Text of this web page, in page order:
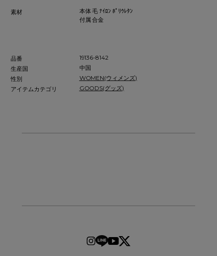
素材
本体 毛 ﾅｲﾛﾝ ﾎﾟﾘｳﾚﾀﾝ
付属 合金
品番
19136-8142
生産国
中国
性別
WOMEN(ウィメンズ)
アイテムカテゴリ
GOODS(グッズ)